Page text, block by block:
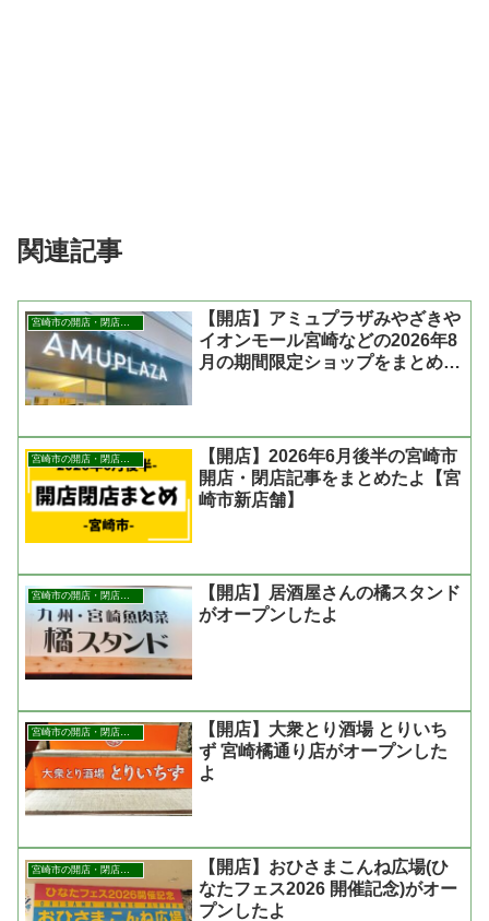
関連記事
【開店】アミュプラザみやざきや
イオンモール宮崎などの2026年8
月の期間限定ショップをまとめた
【開店】2026年6月後半の宮崎市
開店・閉店記事をまとめたよ【宮
崎市新店舗】
宮崎市の開店・閉店まとめ
【開店】居酒屋さんの橘スタンド
がオープンしたよ
宮崎市の開店・閉店まとめ
【開店】大衆とり酒場 とりいち
ず 宮崎橘通り店がオープンした
よ
【開店】おひさまこんね広場(ひ
なたフェス2026 開催記念)がオー
プンしたよ